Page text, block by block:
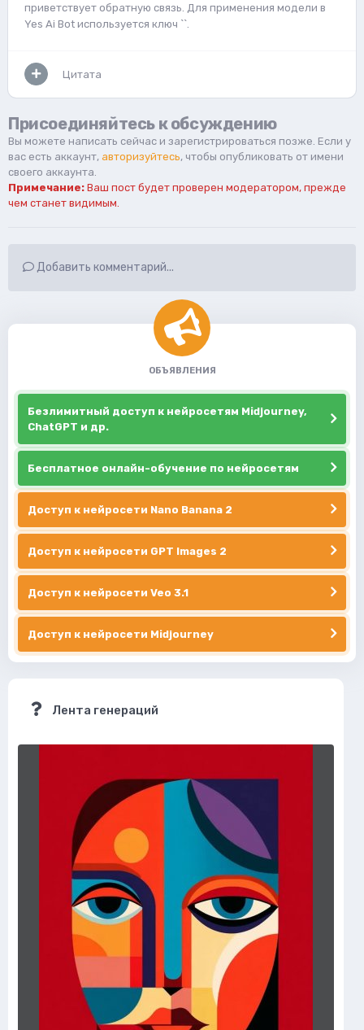
приветствует обратную связь. Для применения модели в
Yes Ai Bot используется ключ ``.
Цитата
Присоединяйтесь к обсуждению
Вы можете написать сейчас и зарегистрироваться позже. Если у
вас есть аккаунт, авторизуйтесь, чтобы опубликовать от имени
своего аккаунта.
Примечание: Ваш пост будет проверен модератором, прежде
чем станет видимым.
Добавить комментарий...
ОБЪЯВЛЕНИЯ
Безлимитный доступ к нейросетям Midjourney,
ChatGPT и др.
Бесплатное онлайн-обучение по нейросетям
Доступ к нейросети Nano Banana 2
Доступ к нейросети GPT Images 2
Доступ к нейросети Veo 3.1
Доступ к нейросети Midjourney
Лента генераций